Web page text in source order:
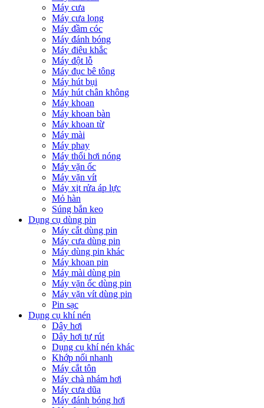
Máy cưa
Máy cưa lọng
Máy đầm cóc
Máy đánh bóng
Máy điêu khắc
Máy đột lỗ
Máy đục bê tông
Máy hút bụi
Máy hút chân không
Máy khoan
Máy khoan bàn
Máy khoan từ
Máy mài
Máy phay
Máy thổi hơi nóng
Máy vặn ốc
Máy vặn vít
Máy xịt rửa áp lực
Mỏ hàn
Súng bắn keo
Dụng cụ dùng pin
Máy cắt dùng pin
Máy cưa dùng pin
Máy dùng pin khác
Máy khoan pin
Máy mài dùng pin
Máy vặn ốc dùng pin
Máy vặn vít dùng pin
Pin sạc
Dụng cụ khí nén
Dây hơi
Dây hơi tự rút
Dụng cụ khí nén khác
Khớp nối nhanh
Máy cắt tôn
Máy chà nhám hơi
Máy cưa dũa
Máy đánh bóng hơi